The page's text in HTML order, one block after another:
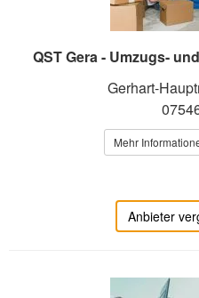
QST Gera - Umzugs-
Gerhart-
Mehr
Anbieter